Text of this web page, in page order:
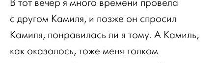
В тот вечер я много времени провела
с другом Камиля, и позже он спросил
Камиля, понравилась ли я тому. А Камиль,
как оказалось, тоже меня толком